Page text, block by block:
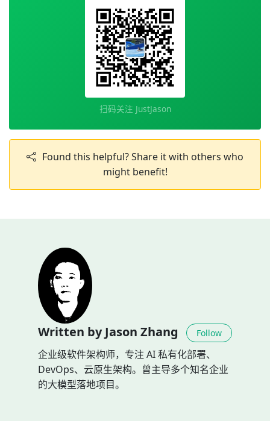
扫码关注 JustJason
Found this helpful? Share it with others who
might benefit!
Written by Jason Zhang Follow
企业级软件架构师，专注 AI 私有化部署、
DevOps、云原生架构。曾主导多个知名企业
的大模型落地项目。